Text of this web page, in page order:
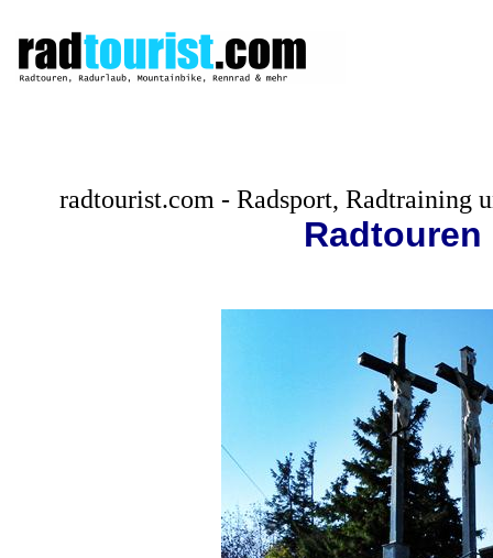
radtourist.com - Radsport, Radtraining